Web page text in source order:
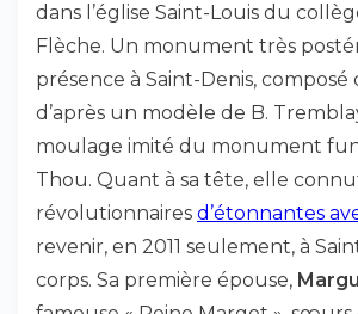
dans l’église Saint-Louis du
Flèche. Un monument très
présence à Saint-Denis,
d’après un modèle de B.
moulage imité du monument
Thou. Quant à sa tête, elle
révolutionnaires d’étonnantes
revenir, en 2011 seulement, à
corps. Sa première épouse,